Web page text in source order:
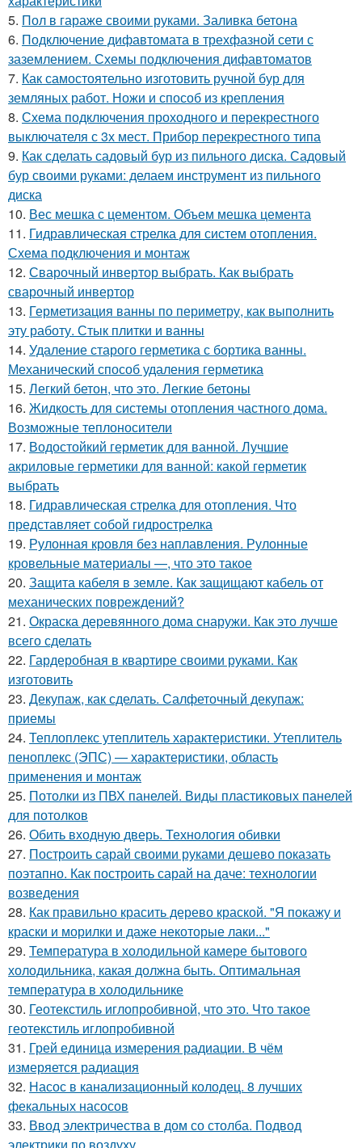
5. Пол в гараже своими руками. Заливка бетона
6. Подключение дифавтомата в трехфазной сети с
заземлением. Схемы подключения дифавтоматов
7. Как самостоятельно изготовить ручной бур для
земляных работ. Ножи и способ из крепления
8. Схема подключения проходного и перекрестного
выключателя с 3х мест. Прибор перекрестного типа
9. Как сделать садовый бур из пильного диска. Садовый
бур своими руками: делаем инструмент из пильного
диска
10. Вес мешка с цементом. Объем мешка цемента
11. Гидравлическая стрелка для систем отопления.
Схема подключения и монтаж
12. Сварочный инвертор выбрать. Как выбрать
сварочный инвертор
13. Герметизация ванны по периметру, как выполнить
эту работу. Стык плитки и ванны
14. Удаление старого герметика с бортика ванны.
Механический способ удаления герметика
15. Легкий бетон, что это. Легкие бетоны
16. Жидкость для системы отопления частного дома.
Возможные теплоносители
17. Водостойкий герметик для ванной. Лучшие
акриловые герметики для ванной: какой герметик
выбрать
18. Гидравлическая стрелка для отопления. Что
представляет собой гидрострелка
19. Рулонная кровля без наплавления. Рулонные
кровельные материалы —, что это такое
20. Защита кабеля в земле. Как защищают кабель от
механических повреждений?
21. Окраска деревянного дома снаружи. Как это лучше
всего сделать
22. Гардеробная в квартире своими руками. Как
изготовить
23. Декупаж, как сделать. Салфеточный декупаж:
приемы
24. Теплоплекс утеплитель характеристики. Утеплитель
пеноплекс (ЭПС) — характеристики, область
применения и монтаж
25. Потолки из ПВХ панелей. Виды пластиковых панелей
для потолков
26. Обить входную дверь. Технология обивки
27. Построить сарай своими руками дешево показать
поэтапно. Как построить сарай на даче: технологии
возведения
28. Как правильно красить дерево краской. "Я покажу и
краски и морилки и даже некоторые лаки..."
29. Температура в холодильной камере бытового
холодильника, какая должна быть. Оптимальная
температура в холодильнике
30. Геотекстиль иглопробивной, что это. Что такое
геотекстиль иглопробивной
31. Грей единица измерения радиации. В чём
измеряется радиация
32. Насос в канализационный колодец. 8 лучших
фекальных насосов
33. Ввод электричества в дом со столба. Подвод
электрики по воздуху